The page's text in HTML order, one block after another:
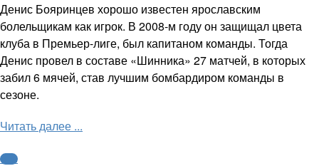
Денис Бояринцев хорошо известен ярославским
болельщикам как игрок. В 2008-м году он защищал цвета
клуба в Премьер-лиге, был капитаном команды. Тогда
Денис провел в составе «Шинника» 27 матчей, в которых
забил 6 мячей, став лучшим бомбардиром команды в
сезоне.
Читать далее ...
ФНЛ